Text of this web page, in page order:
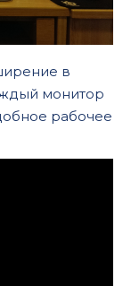
в
монитор
рабочее